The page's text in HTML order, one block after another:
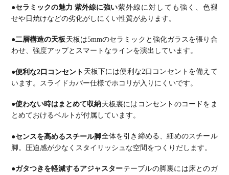
●セラミックの魅力 紫外線に強い紫外線に対しても強く、色褪
せや日焼けなどの劣化がしにくい性質があります。
●二層構造の天板天板は5mmのセラミックと強化ガラスを張り合
わせ、強度アップとスマートなラインを演出しています。
●便利な2口コンセント 天板下には便利な2口コンセントを備えて
います。
スライドカバー仕様でホコリが入りにくいです。
●使わない時はまとめて収納天板裏にはコンセントのコードをま
とめておけるベルトが付属しています。
●センスを高めるスチール脚全体を引き締める、細めのスチール
脚。 圧迫感が少なくスタイリッシュな空間をつくりだします。
●ガタつきを軽減するアジャスターテーブルの脚裏には床とのガ